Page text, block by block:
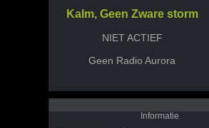
Kalm, Geen Zware storm
NIET ACTIEF
Geen Radio Aurora
Informatie